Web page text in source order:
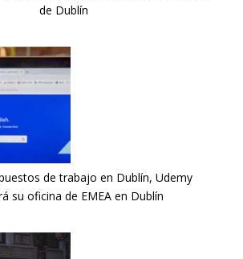
de Dublín
de trabajo en Dublín, Udemy
su oficina de EMEA en Dublín